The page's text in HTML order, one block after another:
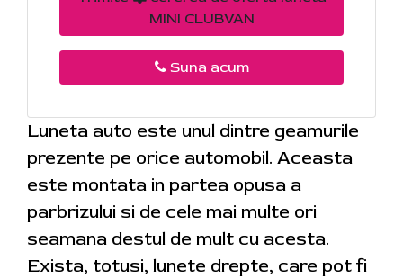
MINI CLUBVAN
Suna acum
Luneta auto este unul dintre geamurile
prezente pe orice automobil. Aceasta
este montata in partea opusa a
parbrizului si de cele mai multe ori
seamana destul de mult cu acesta.
Exista, totusi, lunete drepte, care pot fi